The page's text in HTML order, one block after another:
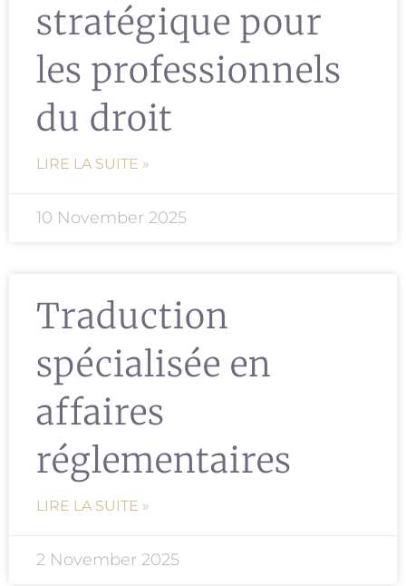
stratégique pour
les professionnels
du droit
LIRE LA SUITE »
10 November 2025
Traduction
spécialisée en
affaires
réglementaires
LIRE LA SUITE »
2 November 2025